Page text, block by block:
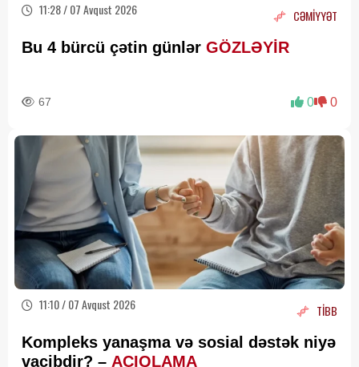
11:28 / 07 Avqust 2026 CƏMİYYƏT
Bu 4 bürcü çətin günlər GÖZLƏYİR
67 0 0
11:10 / 07 Avqust 2026 TİBB
Kompleks yanaşma və sosial dəstək niyə
vacibdir? – AÇIQLAMA